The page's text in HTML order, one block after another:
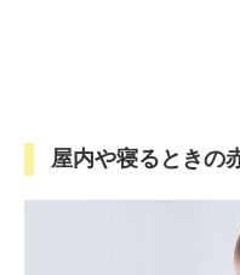
屋内や寝るときの